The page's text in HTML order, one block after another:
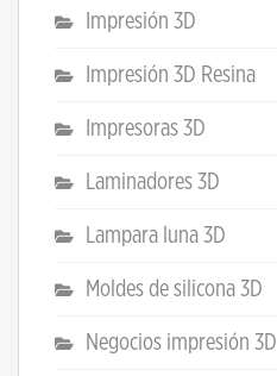
Impresión 3D
Impresión 3D Resina
Impresoras 3D
Laminadores 3D
Lampara luna 3D
Moldes de silicona 3D
Negocios impresión 3D